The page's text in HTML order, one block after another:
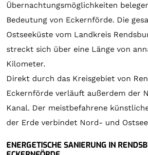
Übernachtungsmöglichkeiten
Bedeutung von Eckernförde. Die
Ostseeküste vom Landkreis
streckt sich über eine Länge von
Kilometer.
Direkt durch das Kreisgebiet von
Eckernförde verläuft außerdem der
Kanal. Der meistbefahrene
der Erde verbindet Nord- und
ENERGETISCHE SANIERUNG IN